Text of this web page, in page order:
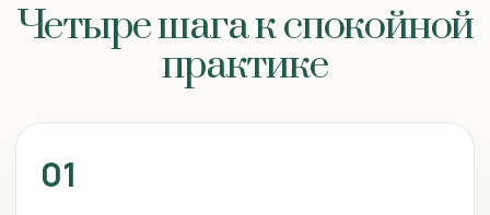
Четыре шага к спокойной
практике
01